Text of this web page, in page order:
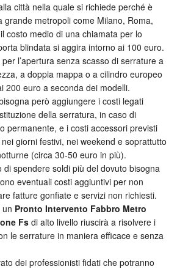
città nella quale si richiede perché è
grande metropoli come Milano, Roma,
costo medio di una chiamata per lo
blindata si aggira intorno ai 100 euro.
l’apertura senza scasso di serrature a
a doppia mappa o a cilindro europeo
200 euro a seconda dei modelli.
però aggiungere i costi legati
della serratura, in caso di
permanente, e i costi accessori previsti
giorni festivi, nei weekend e soprattutto
(circa 30-50 euro in più).
di spendere soldi più del dovuto bisogna
eventuali costi aggiuntivi per non
fatture gonfiate e servizi non richiesti.
Pronto Intervento Fabbro Metro
Fsdi alto livello riuscirà a risolvere i
le serrature in maniera efficace e senza
dei professionisti fidati che potranno